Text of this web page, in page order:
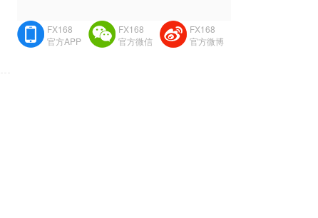
FX168
官方APP
FX168
官方微信
FX168
官方微博